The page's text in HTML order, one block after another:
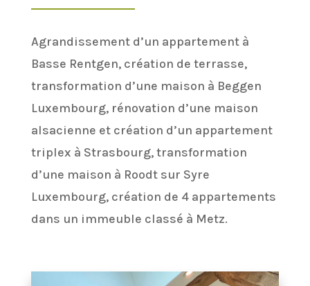
Agrandissement d’un appartement à
Basse Rentgen, création de terrasse,
transformation d’une maison à Beggen
Luxembourg, rénovation d’une maison
alsacienne et création d’un appartement
triplex à Strasbourg, transformation
d’une maison à Roodt sur Syre
Luxembourg, création de 4 appartements
dans un immeuble classé à Metz.